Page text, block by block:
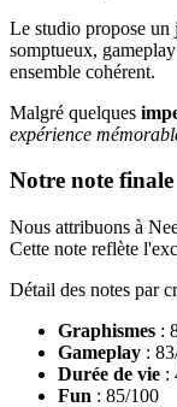
Le studio propose un
somptueux,
ensemble cohérent.
Malgré quelques
expérience
Notre note finale
Nous attribuons à
Cette note reflète
Détail des notes par
Graphismes :
Gameplay :
Durée de vie :
Fun : 85/100